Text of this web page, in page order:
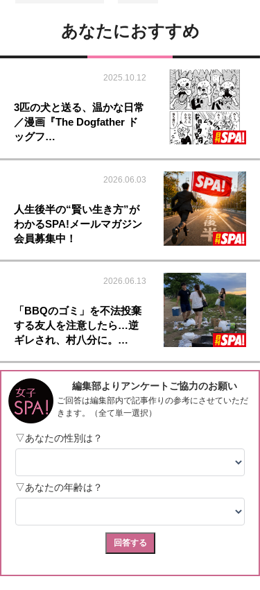
あなたにおすすめ
2025.10.12
3匹の犬と送る、温かな日常
／漫画『The Dogfather ド
ッグフ…
2026.06.03
人生後半の“賢い生き方”が
わかるSPA!メールマガジン
会員募集中！
2026.06.13
「BBQのゴミ」を不法投棄
する友人を注意したら…逆
ギレされ、村八分に。…